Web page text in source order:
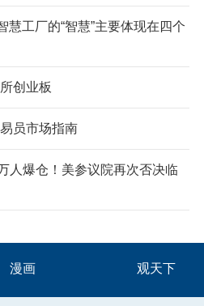
慧工厂的“智慧”主要体现在四个
创业板
员市场指南
人爆仓！美参议院再次否决临
漫画 观天下